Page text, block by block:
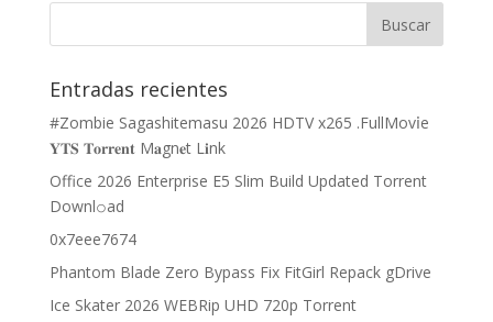
Entradas recientes
#Zombie Sagashitemasu 2026 HDTV x265 .FullMov𝗂e
𝐘𝐓𝐒 𝐓𝐨𝐫𝐫𝐞𝐧𝐭 M𝐚gn𝐞t L𝐢nk
Office 2026 Enterprise E5 Slim Build Updated Torrent
Downl𝚘аd
0x7eee7674
Phantom Blade Zero Bypass Fix FitGirl Repack gDrive
Ice Skater 2026 WEBRip UHD 720p Torrent